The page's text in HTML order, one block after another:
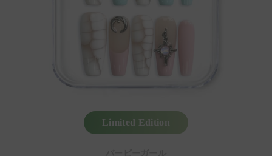
Limited Edition